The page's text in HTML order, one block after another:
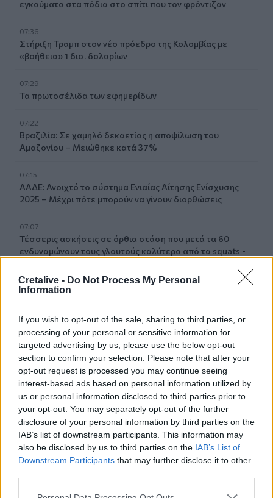
Cretalive - Do Not Process My Personal
Information
If you wish to opt-out of the sale, sharing to third parties, or
processing of your personal or sensitive information for
targeted advertising by us, please use the below opt-out
section to confirm your selection. Please note that after your
opt-out request is processed you may continue seeing
interest-based ads based on personal information utilized by
us or personal information disclosed to third parties prior to
your opt-out. You may separately opt-out of the further
disclosure of your personal information by third parties on the
IAB’s list of downstream participants. This information may
also be disclosed by us to third parties on the IAB’s List of
Downstream Participants that may further disclose it to other
εγκαύματα στα πόδια στο σπίτι που τον φρόντιζαν
07:36
Στήριξη Τραμπ στον νέο πρόεδρο της Κολομβίας με
«βοήθεια» 1 δισ. δολαρίων
07:29
Τα πρωτοσέλιδα των εφημερίδων
07:22
Βραζιλία: Σε χαμηλό δεκαετίας η αποψίλωση του
Αμαζονίου – Μειώθηκε κατά 37%
07:15
ΑΑΔΕ: Ανοιχτό το σύστημα Ενιαίας Αίτησης Ενίσχυσης
2025 – Μέχρι πότε μπορούν να γίνουν διορθώσεις
07:07
Τέσσερις ασκήσεις σε όρθια στάση που μετά τα 60
ενδυναμώνουν τους γλουτούς καλύτερα από τα squats -
07:06
07:00
Αντί για καφέ: Τρία ροφήματα για άμεσο "ξύπνημα" και
ενέργεια που διαρκεί
06:55
Πυρκαγιές: «Πολύ υψηλός» ο κίνδυνος και σήμερα στην
Κρήτη - Δείτε χάρτη
06:44
Σητεία: Καλύτερη η εικόνα με την φωτιά στα Αχλάδια -
Βίντεο